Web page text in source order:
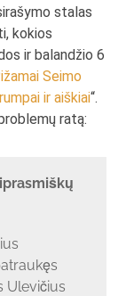
stalas
kokios
ir balandžio 6
Seimo
ir aiškiai“.
ratą:
Ulevičius